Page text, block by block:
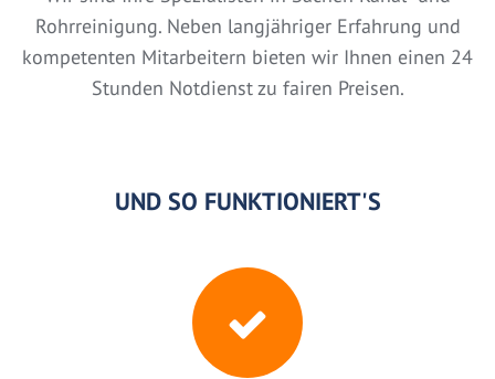
Rohrreinigung. Neben langjähriger Erfahrung und
kompetenten Mitarbeitern bieten wir Ihnen einen 24
Stunden Notdienst zu fairen Preisen.
UND SO FUNKTIONIERT'S